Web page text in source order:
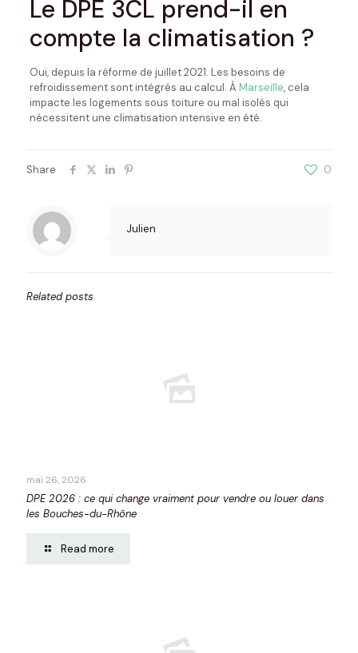
Le DPE 3CL prend-il en
compte la climatisation ?
Oui, depuis la réforme de juillet 2021. Les besoins de
refroidissement sont intégrés au calcul. À Marseille, cela
impacte les logements sous toiture ou mal isolés qui
nécessitent une climatisation intensive en été.
Share 0
Julien
Related posts
mai 26, 2026
DPE 2026 : ce qui change vraiment pour vendre ou louer dans
les Bouches-du-Rhône
Read more